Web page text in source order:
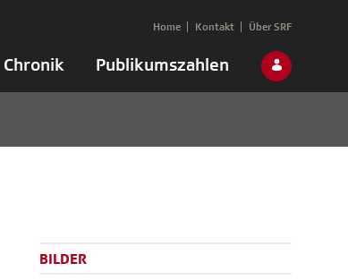
Chronik Publikumszahlen
Home Kontakt Über SRF
BILDER